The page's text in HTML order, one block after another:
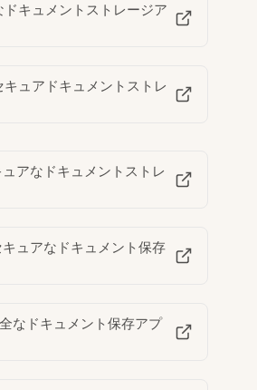
ドキュメントストレージア
ュアドキュメントストレ
アなドキュメントストレ
ュアなドキュメント保存
なドキュメント保存アプ